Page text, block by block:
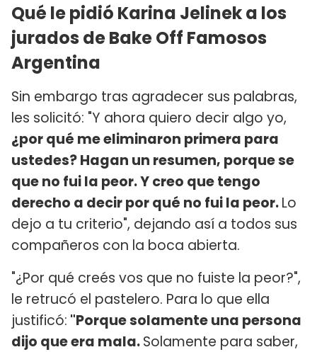
Qué le pidió Karina Jelinek a los
jurados de Bake Off Famosos
Argentina
Sin embargo tras agradecer sus palabras,
les solicitó: "Y ahora quiero decir algo yo,
¿por qué me eliminaron primera para
ustedes? Hagan un resumen, porque se
que no fui la peor. Y creo que tengo
derecho a decir por qué no fui la peor.Lo
dejo a tu criterio", dejando así a todos sus
compañeros con la boca abierta.
"¿Por qué creés vos que no fuiste la peor?",
le retrucó el pastelero. Para lo que ella
justificó: "Porque solamente una persona
dijo que era mala.Solamente para saber,